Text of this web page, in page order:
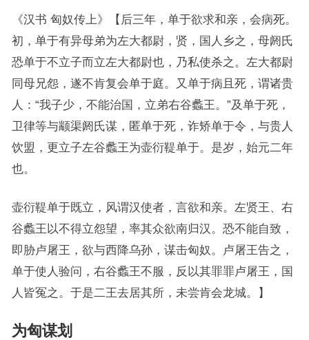
《汉书 匈奴传上》【后三年，单于欲求和亲，会病死。
初，单于有异母弟为左大都尉，贤，国人乡之，母阏氏
恐单于不立子而立左大都尉也，乃私使杀之。左大都尉
同母兄怨，遂不肯复会单于庭。又单于病且死，谓诸贵
人：“我子少，不能治国，立弟右谷蠡王。”及单于死，
卫律等与颛渠阏氏谋，匿单于死，诈矫单于令，与贵人
饮盟，更立子左谷蠡王为壶衍鞮单于。是岁，始元二年
也。
壶衍鞮单于既立，风谓汉使者，言欲和亲。左贤王、右
谷蠡王以不得立怨望，率其众欲南归汉。恐不能自致，
即胁卢屠王，欲与西降乌孙，谋击匈奴。卢屠王告之，
单于使人验问，右谷蠡王不服，反以其罪罪卢屠王，国
人皆冤之。于是二王去居其所，未尝肯会龙城。】
为匈谋划